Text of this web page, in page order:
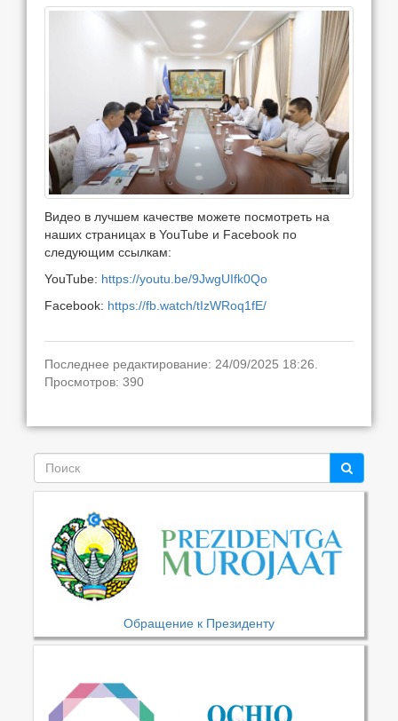
Видео в лучшем качестве можете посмотреть на
наших страницах в YouTube и Facebook по
следующим ссылкам:
YouTube: https://youtu.be/9JwgUIfk0Qo
Facebook: https://fb.watch/tIzWRoq1fE/
Последнее редактирование: 24/09/2025 18:26.
Просмотров: 390
Обращение к Президенту